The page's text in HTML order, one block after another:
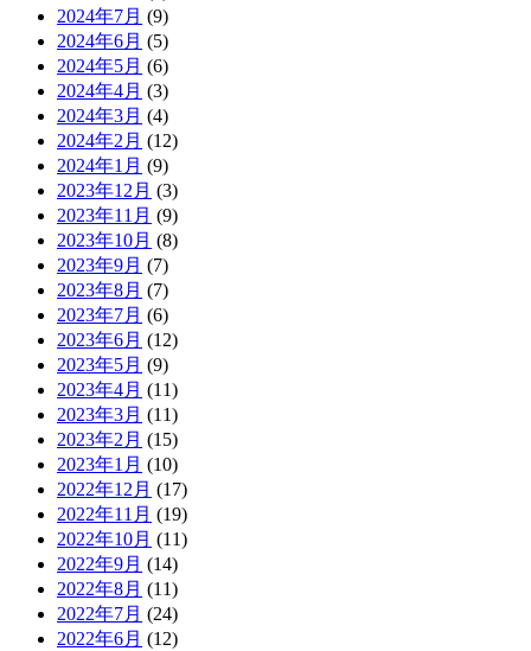
2024年7月 (9)
2024年6月 (5)
2024年5月 (6)
2024年4月 (3)
2024年3月 (4)
2024年2月 (12)
2024年1月 (9)
2023年12月 (3)
2023年11月 (9)
2023年10月 (8)
2023年9月 (7)
2023年8月 (7)
2023年7月 (6)
2023年6月 (12)
2023年5月 (9)
2023年4月 (11)
2023年3月 (11)
2023年2月 (15)
2023年1月 (10)
2022年12月 (17)
2022年11月 (19)
2022年10月 (11)
2022年9月 (14)
2022年8月 (11)
2022年7月 (24)
2022年6月 (12)